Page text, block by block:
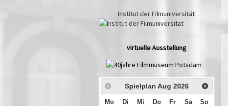
Institut der Filmuniversität
virtuelle Ausstellung
Spielplan Aug 2026
Mo Di Mi Do Fr Sa So